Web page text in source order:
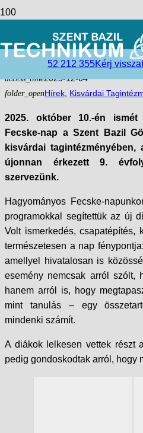
52 212 355Kérj
Fecske-nap
közösség és
access_time2025-12-04
folder_openHírek Kisvárdai
2025. október 10.-én
Fecske-nap a Szent Bazil
kisvárdai
újonnan érkezett 9.
szervezünk.
Hagyományos Fecske-
programokkal segítettük az új
Volt ismerkedés, csapatépítés,
természetesen a nap
amellyel hivatalosan is
esemény nemcsak arról szólt,
hanem arról is, hogy
mint tanulás – egy
mindenki számít.
A diákok lelkesen vettek részt
pedig gondoskodtak arról, hogy